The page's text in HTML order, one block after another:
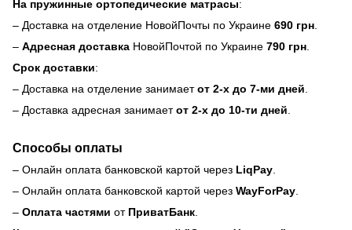
На пружинные ортопедические матрасы:
– Доставка на отделение НовойПочты по Украине 690 грн.
– Адресная доставка НовойПочтой по Украине 790 грн.
Срок доставки:
– Доставка на отделение занимаетот 2-х до 7-ми дней.
– Доставка адресная занимаетот 2-х до 10-ти дней.
Способы оплаты
– Онлайн оплата банковской картой через LiqPay.
– Онлайн оплата банковской картой через WayForPay.
– Оплата частями от ПриватБанк.